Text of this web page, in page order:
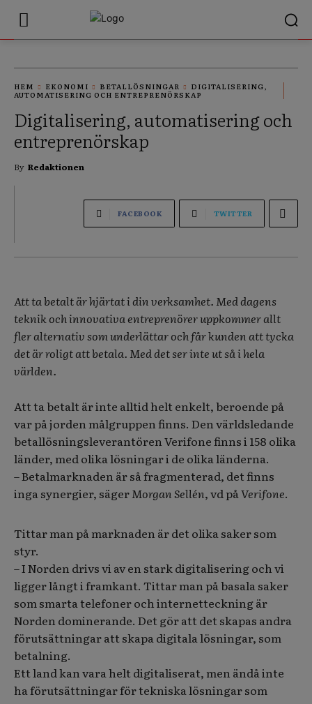
HEM EKONOMI BETALLÖSNINGAR
DIGITALISERING,
AUTOMATISERING OCH ENTREPRENÖRSKAP
Digitalisering, automatisering och
entreprenörskap
By Redaktionen
FACEBOOK TWITTER
Att ta betalt är hjärtat i din verksamhet. Med dagens
teknik och innovativa entreprenörer uppkommer allt
fler alternativ som underlättar och får kunden att tycka
det är roligt att betala. Med det ser inte ut så i hela
världen.
Att ta betalt är inte alltid helt enkelt, beroende på
var på jorden målgruppen finns. Den världsledande
betallösningsleverantören Verifone finns i 158 olika
länder, med olika lösningar i de olika länderna.
– Betalmarknaden är så fragmenterad, det finns
inga synergier, sägerMorgan Sellén, vd påVerifone.
Tittar man på marknaden är det olika saker som
styr.
– I Norden drivs vi av en stark digitalisering och vi
ligger långt i framkant. Tittar man på basala saker
som smarta telefoner och internetteckning är
Norden dominerande. Det gör att det skapas andra
förutsättningar att skapa digitala lösningar, som
betalning.
Ett land kan vara helt digitaliserat, men ändå inte
ha förutsättningar för tekniska lösningar som